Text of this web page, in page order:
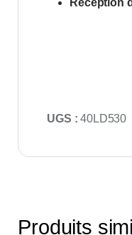
UGS :40LD530
Produits